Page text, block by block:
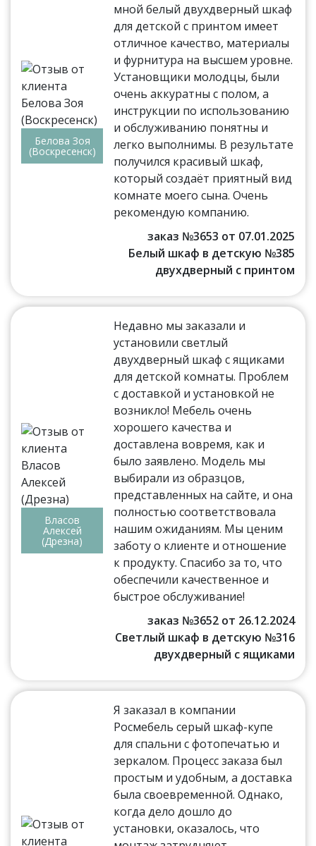
Белова Зоя
(Воскресенск)
мной белый двухдверный шкаф
для детской с принтом имеет
отличное качество, материалы
и фурнитура на высшем уровне.
Установщики молодцы, были
очень аккуратны с полом, а
инструкции по использованию
и обслуживанию понятны и
легко выполнимы. В результате
получился красивый шкаф,
который создаёт приятный вид
комнате моего сына. Очень
рекомендую компанию.
заказ №3653 от 07.01.2025
Белый шкаф в детскую №385
двухдверный с принтом
Власов
Алексей
(Дрезна)
Недавно мы заказали и
установили светлый
двухдверный шкаф с ящиками
для детской комнаты. Проблем
с доставкой и установкой не
возникло! Мебель очень
хорошего качества и
доставлена вовремя, как и
было заявлено. Модель мы
выбирали из образцов,
представленных на сайте, и она
полностью соответствовала
нашим ожиданиям. Мы ценим
заботу о клиенте и отношение
к продукту. Спасибо за то, что
обеспечили качественное и
быстрое обслуживание!
заказ №3652 от 26.12.2024
Светлый шкаф в детскую №316
двухдверный с ящиками
Я заказал в компании
Росмебель серый шкаф-купе
для спальни с фотопечатью и
зеркалом. Процесс заказа был
простым и удобным, а доставка
была своевременной. Однако,
когда дело дошло до
установки, оказалось, что